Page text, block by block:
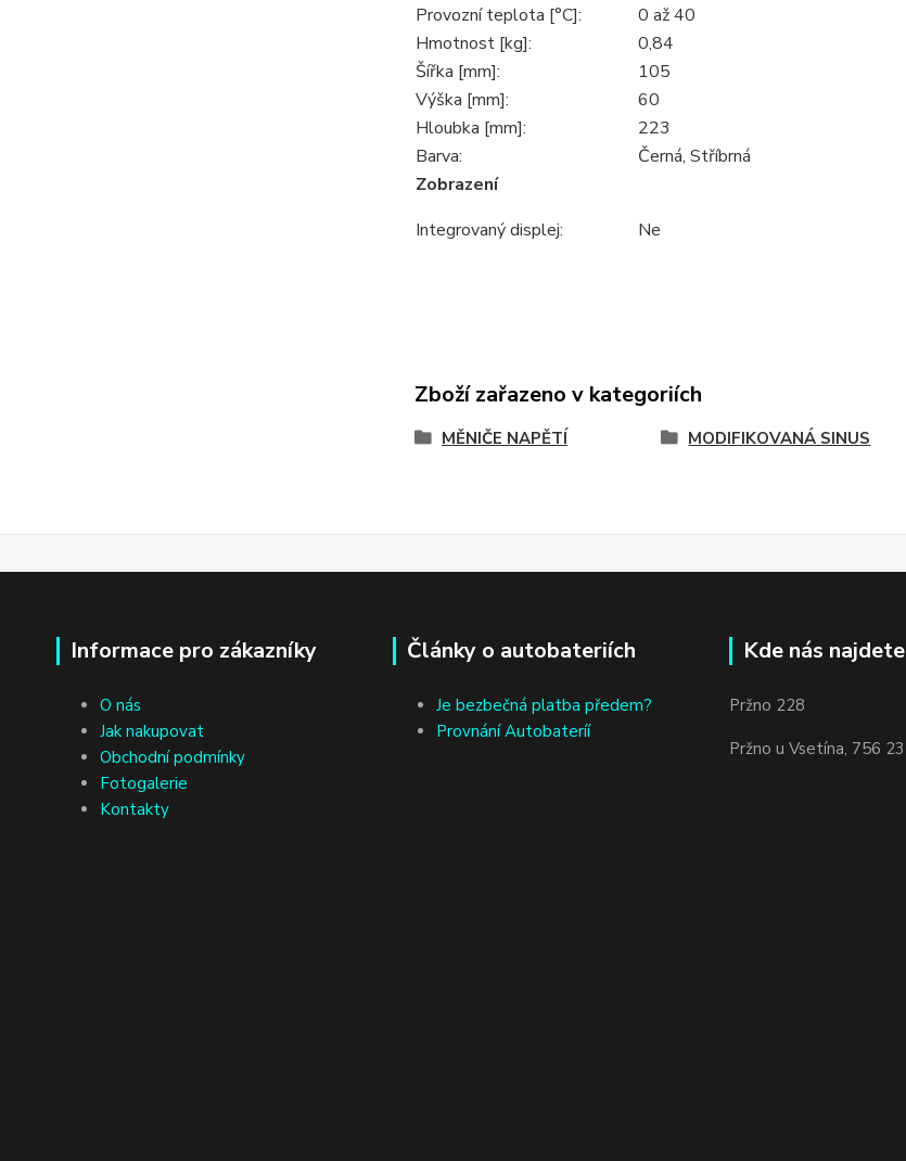
Provozní teplota [°C]:
0 až 40
Hmotnost [kg]:
0,84
Šířka [mm]:
105
Výška [mm]:
60
Hloubka [mm]:
223
Barva:
Černá, Stříbrná
Zobrazení
Integrovaný displej:
Ne
Zboží zařazeno v kategoriích
MĚNIČE NAPĚTÍ MODIFIKOVANÁ SINUS
Informace pro zákazníky
O nás
Jak nakupovat
Obchodní podmínky
Fotogalerie
Kontakty
Články o autobateriích
Je bezbečná platba předem?
Provnání Autobateríí
Kde nás najdete
Pržno 228
Pržno u Vsetína, 756 23